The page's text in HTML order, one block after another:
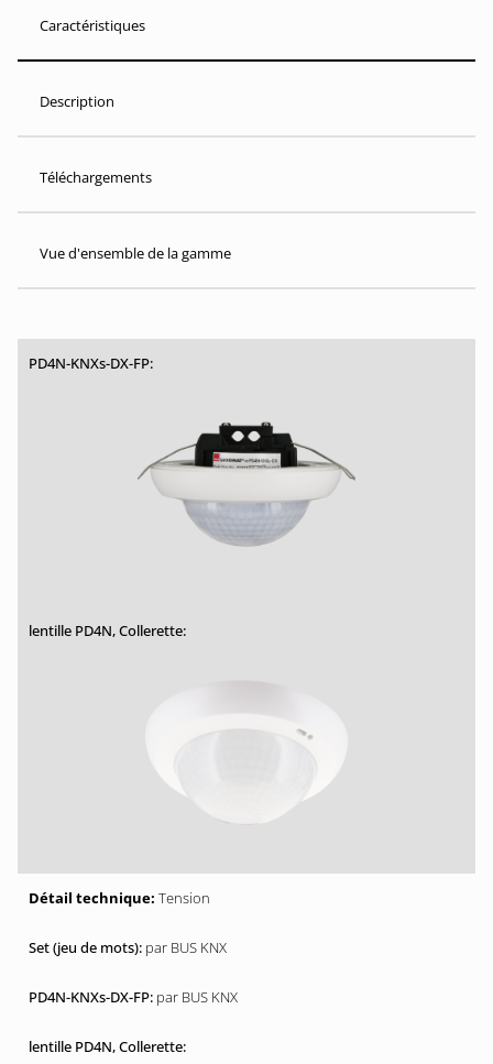
Caractéristiques
Description
Téléchargements
Vue d'ensemble de la gamme
Tension
par BUS KNX
par BUS KNX